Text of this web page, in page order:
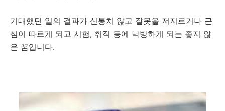
기대했던 일의 결과가 신통치 않고 잘못을 저지르거나 근
심이 따르게 되고 시험, 취직 등에 낙방하게 되는 좋지 않
은 꿈입니다.